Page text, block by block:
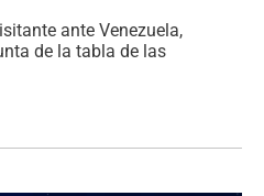
ante Venezuela,
de la tabla de las